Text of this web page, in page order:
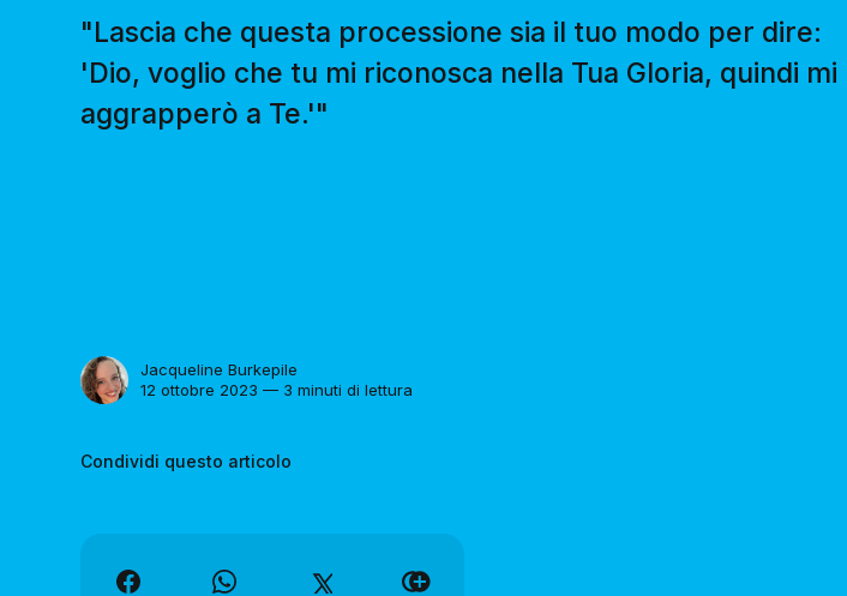
"Lascia che questa processione sia il tuo modo per dire:
'Dio, voglio che tu mi riconosca nella Tua Gloria, quindi mi
aggrapperò a Te.'"
Jacqueline Burkepile
12 ottobre 2023 — 3 minuti di lettura
Condividi questo articolo